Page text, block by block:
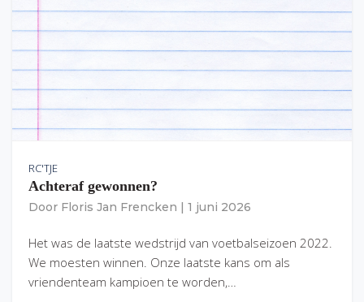
RC'TJE
Achteraf gewonnen?
Door Floris Jan Frencken 1 juni 2026
Het was de laatste wedstrijd van voetbalseizoen 2022.
We moesten winnen. Onze laatste kans om als
vriendenteam kampioen te worden,…